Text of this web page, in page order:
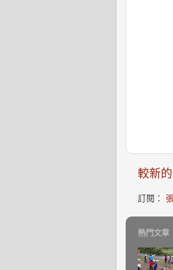
較新
訂閱：
熱門文章